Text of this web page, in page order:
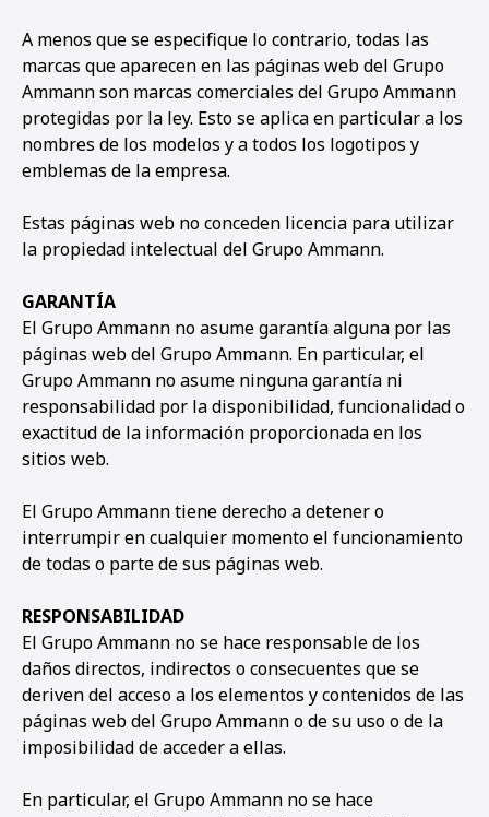
A menos que se especifique lo contrario, todas las
marcas que aparecen en las páginas web del Grupo
Ammann son marcas comerciales del Grupo Ammann
protegidas por la ley. Esto se aplica en particular a los
nombres de los modelos y a todos los logotipos y
emblemas de la empresa.
Estas páginas web no conceden licencia para utilizar
la propiedad intelectual del Grupo Ammann.
GARANTÍA
El Grupo Ammann no asume garantía alguna por las
páginas web del Grupo Ammann. En particular, el
Grupo Ammann no asume ninguna garantía ni
responsabilidad por la disponibilidad, funcionalidad o
exactitud de la información proporcionada en los
sitios web.
El Grupo Ammann tiene derecho a detener o
interrumpir en cualquier momento el funcionamiento
de todas o parte de sus páginas web.
RESPONSABILIDAD
El Grupo Ammann no se hace responsable de los
daños directos, indirectos o consecuentes que se
deriven del acceso a los elementos y contenidos de las
páginas web del Grupo Ammann o de su uso o de la
imposibilidad de acceder a ellas.
En particular, el Grupo Ammann no se hace